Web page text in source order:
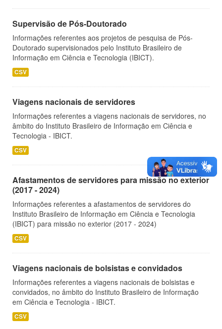
Supervisão de Pós-Doutorado
Informações referentes aos projetos de pesquisa de Pós-
Doutorado supervisionados pelo Instituto Brasileiro de
Informação em Ciência e Tecnologia (IBICT).
CSV
Viagens nacionais de servidores
Informações referentes a viagens nacionais de servidores, no
âmbito do Instituto Brasileiro de Informação em Ciência e
Tecnologia - IBICT.
CSV
Afastamentos de servidores para missão no exterior
(2017 - 2024)
Informações referentes a afastamentos de servidores do
Instituto Brasileiro de Informação em Ciência e Tecnologia
(IBICT) para missão no exterior (2017 - 2024)
CSV
Viagens nacionais de bolsistas e convidados
Informações referentes a viagens nacionais de bolsistas e
convidados, no âmbito do Instituto Brasileiro de Informação
em Ciência e Tecnologia - IBICT.
CSV